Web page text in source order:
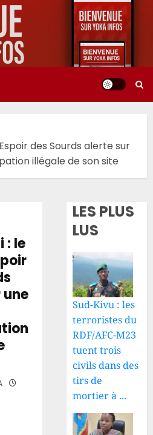
des Sourds alerte sur
illégale de son site
: le
LES PLUS
LUS
Sud-Kivu : les
terroristes du
RDF/AFC-M23
tuent trois
civils dans des
tirs de
mortier à ...